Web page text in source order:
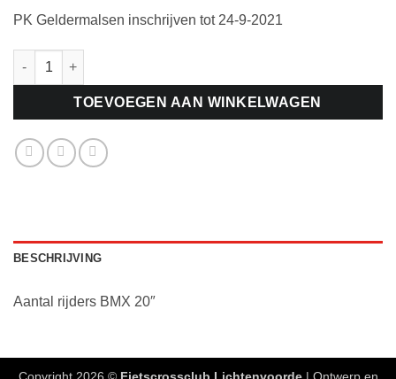
PK Geldermalsen inschrijven tot 24-9-2021
PK Geldermalsen inschrijven tot 24-9-2021: Rijder BMX 20"
TOEVOEGEN AAN WINKELWAGEN
BESCHRIJVING
Aantal rijders BMX 20″
Copyright 2026 © Fietscrossclub Lichtenvoorde | Ontwerp en